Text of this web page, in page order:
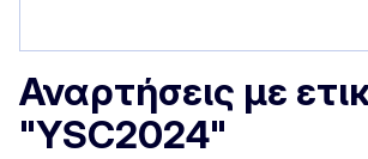
Αναρτήσεις με
"YSC2024"